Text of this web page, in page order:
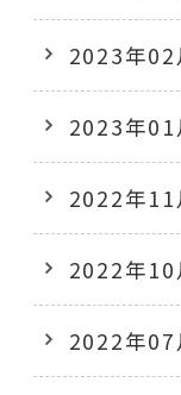
2023年02
2023年01
2022年11
2022年10
2022年07